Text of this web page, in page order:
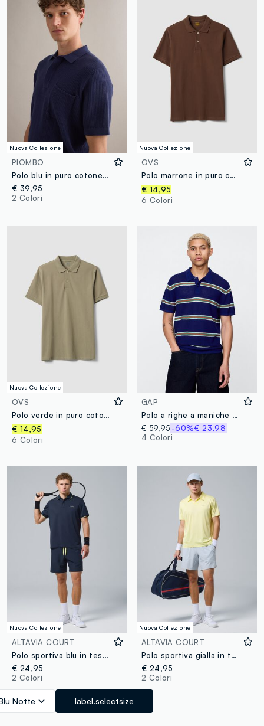
Nuova Collezione
PIOMBO
Polo blu in puro cotone con taschino regular fit
€ 39,95
2 Colori
Nuova Collezione
OVS
Polo marrone in puro cotone piquet con colletto classico regular fit
€ 14,95
6 Colori
Nuova Collezione
OVS
Polo verde in puro cotone piquet con colletto classico regular fit
€ 14,95
6 Colori
GAP
Polo a righe a maniche corte in crochet
€ 59,95 -60%€ 23,98
4 Colori
Nuova Collezione
ALTAVIA COURT
Polo sportiva blu in tessuto tecnico ALTAVIA COURT
€ 24,95
2 Colori
Notte label.selectsize
Nuova Collezione
ALTAVIA COURT
Polo sportiva gialla in tessuto elasticizzato ALTAVIA COURT
€ 24,95
2 Colori